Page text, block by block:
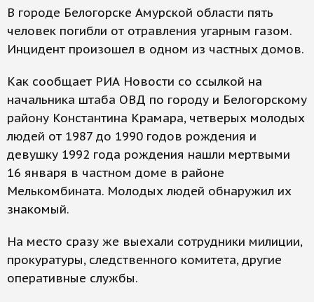
В городе Белогорске Амурской области пять
человек погибли от отравления угарным газом.
Инцидент произошел в одном из частных домов.
Как сообщает РИА Новости со ссылкой на
начальника штаба ОВД по городу и Белогорскому
району Константина Крамара, четверых молодых
людей от 1987 до 1990 годов рождения и
девушку 1992 года рождения нашли мертвыми
16 января в частном доме в районе
Мелькомбината. Молодых людей обнаружил их
знакомый.
На место сразу же выехали сотрудники милиции,
прокуратуры, следственного комитета, другие
оперативные службы.